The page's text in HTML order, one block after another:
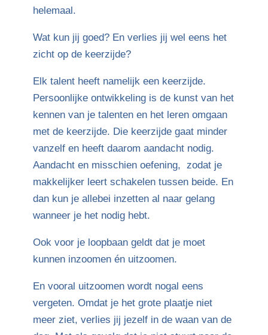
helemaal.
Wat kun jij goed? En verlies jij wel eens het
zicht op de keerzijde?
Elk talent heeft namelijk een keerzijde.
Persoonlijke ontwikkeling is de kunst van het
kennen van je talenten en het leren omgaan
met de keerzijde. Die keerzijde gaat minder
vanzelf en heeft daarom aandacht nodig.
Aandacht en misschien oefening, zodat je
makkelijker leert schakelen tussen beide. En
dan kun je allebei inzetten al naar gelang
wanneer je het nodig hebt.
Ook voor je loopbaan geldt dat je moet
kunnen inzoomen én uitzoomen.
En vooral uitzoomen wordt nogal eens
vergeten. Omdat je het grote plaatje niet
meer ziet, verlies jij jezelf in de waan van de